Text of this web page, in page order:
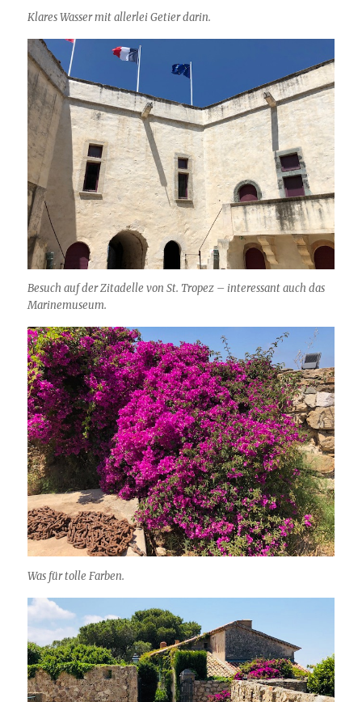
Klares Wasser mit allerlei Getier darin.
Besuch auf der Zitadelle von St. Tropez – interessant auch das
Marinemuseum.
Was für tolle Farben.